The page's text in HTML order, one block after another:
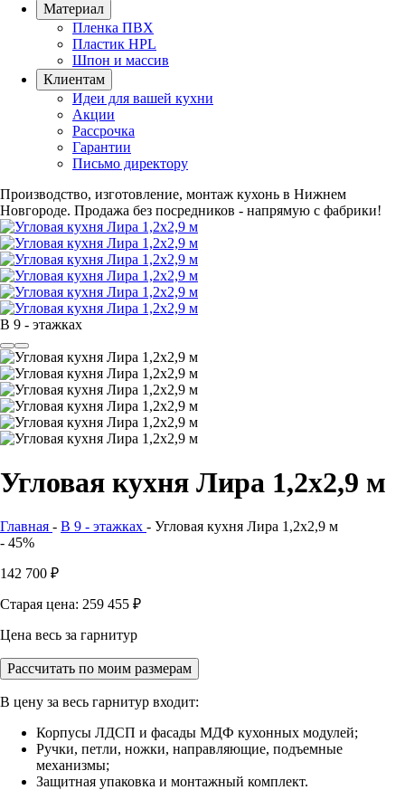
Материал
Пленка ПВХ
Пластик HPL
Шпон и массив
Клиентам
Идеи для вашей кухни
Акции
Рассрочка
Гарантии
Письмо директору
Производство, изготовление, монтаж кухонь в Нижнем
Новгороде. Продажа без посредников - напрямую с фабрики!
В 9 - этажках
Угловая кухня Лира 1,2х2,9 м
Главная - В 9 - этажках - Угловая кухня Лира 1,2х2,9 м
- 45%
142 700 ₽
Старая цена: 259 455 ₽
Цена весь за гарнитур
Рассчитать по моим размерам
В цену за весь гарнитур входит:
Корпусы ЛДСП и фасады МДФ кухонных модулей;
Ручки, петли, ножки, направляющие, подъемные
механизмы;
Защитная упаковка и монтажный комплект.